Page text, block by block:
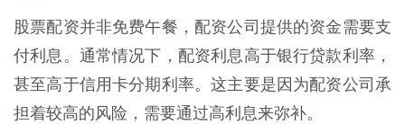
股票配资并非免费午餐，配资公司提供的资金需要支
付利息。通常情况下，配资利息高于银行贷款利率，
甚至高于信用卡分期利率。这主要是因为配资公司承
担着较高的风险，需要通过高利息来弥补。